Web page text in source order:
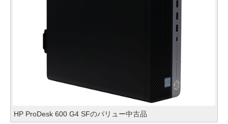
HP ProDesk 600 G4 SFのバリュー中古品